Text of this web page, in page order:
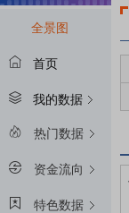
全景图
首页
我的数据
热门数据
资金流向
特色数据